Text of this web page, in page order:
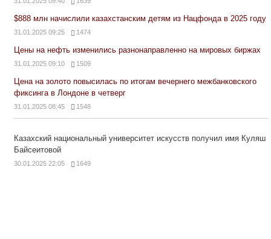
$888 млн начислили казахстанским детям из Нацфонда в 2025 году
31.01.2025 09:25 1474
Цены на нефть изменились разнонаправленно на мировых биржах
31.01.2025 09:10 1509
Цена на золото повысилась по итогам вечернего межбанковского
фиксинга в Лондоне в четверг
31.01.2025 08:45 1548
Казахский национальный университет искусств получил имя Куляш
Байсеитовой
30.01.2025 22:05 1649